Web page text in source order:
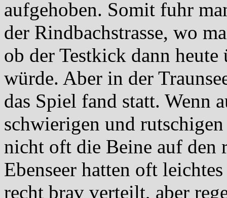
aufgehoben. Somit fuhr
der Rindbachstrasse, wo
ob der Testkick dann
würde. Aber in der
das Spiel fand statt. Wenn
schwierigen und
nicht oft die Beine auf den
Ebenseer hatten oft
recht brav verteilt, aber